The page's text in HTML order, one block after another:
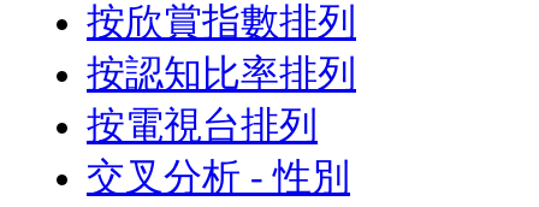
按欣賞指數排列
按認知比率排列
按電視台排列
交叉分析 - 性別